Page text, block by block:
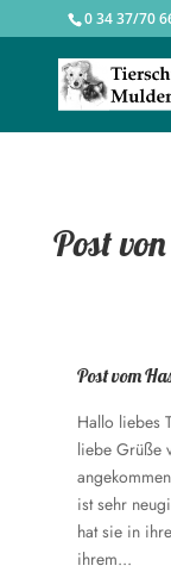
0 34 37/70
Post
Post vom
Hallo liebes
liebe Grüße
ist sehr
hat sie in
ihrem...